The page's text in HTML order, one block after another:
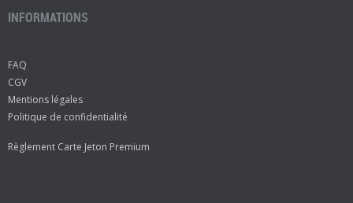
INFORMATIONS
FAQ
CGV
Mentions légales
Politique de confidentialité
Règlement Carte Jeton Premium